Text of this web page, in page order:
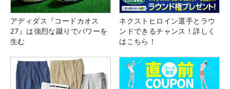
アディダス『コードカオス
27』は強烈な蹴りでパワーを
生む
ネクストヒロイン選手とラウ
ンドできるチャンス！詳しく
はこちら！